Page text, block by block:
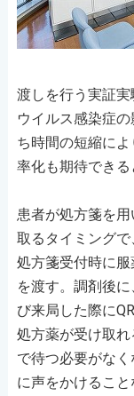
渡しを行う実証
ウイルス感染症
ち時間の短縮に
率化も期待できる
患者が処方箋を
取るタイミングで
処方箋受付時に
を渡す。調剤後
び来局した際に
処方薬が受け取
で待つ必要がな
に声をかけるこ